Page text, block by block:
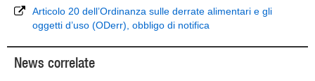
Articolo 20 dell’Ordinanza sulle derrate alimentari e gli
oggetti d’uso (ODerr), obbligo di notifica
News correlate